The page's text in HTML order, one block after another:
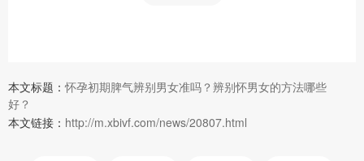
本文标题：怀孕初期脾气辨别男女准吗？辨别怀男女的方法哪些
好？
本文链接： http://m.xbivf.com/news/20807.html